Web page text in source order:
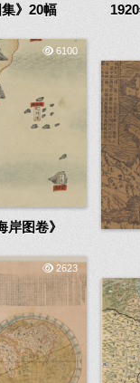
》20幅
6100
岸图卷》
2623